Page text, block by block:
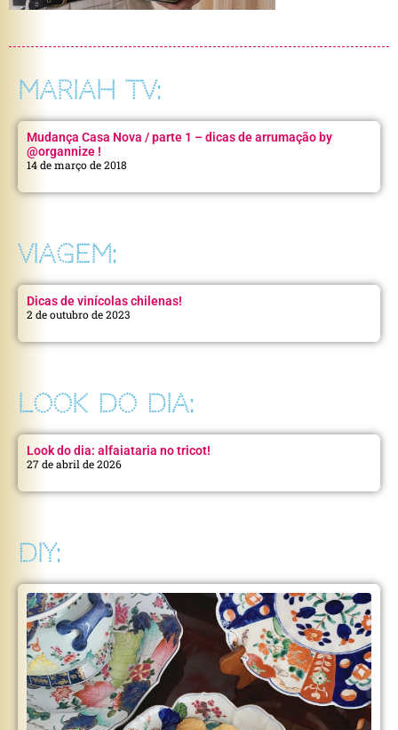
MARIAH TV:
Mudança Casa Nova / parte 1 – dicas de arrumação by
@organnize !
14 de março de 2018
VIAGEM:
Dicas de vinícolas chilenas!
2 de outubro de 2023
LOOK DO DIA:
Look do dia: alfaiataria no tricot!
27 de abril de 2026
DIY: